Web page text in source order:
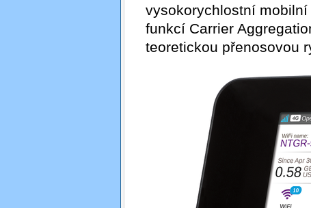
vysokorychlostní
funkcí Carrier
teoretickou přenosovou